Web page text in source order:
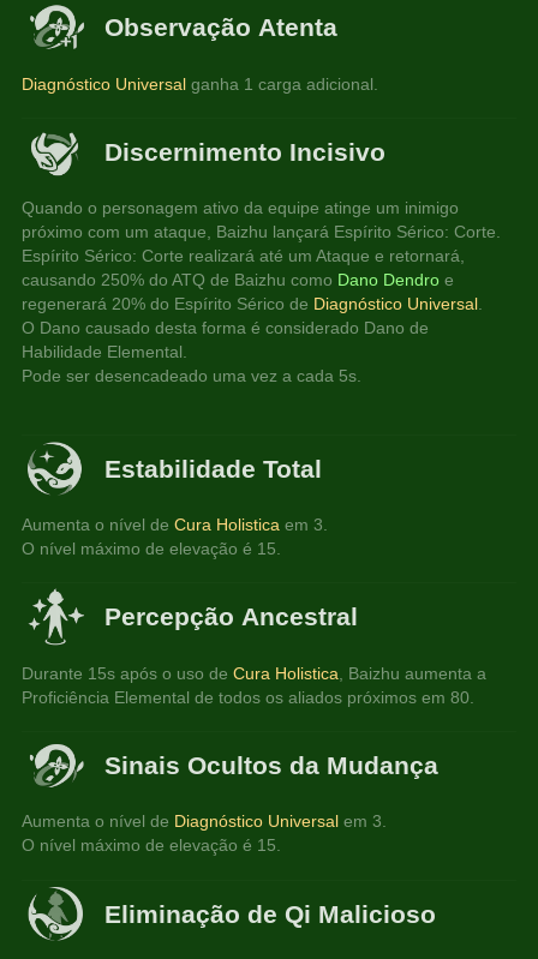
Observação Atenta
Diagnóstico Universal ganha 1 carga adicional.
Discernimento Incisivo
Quando o personagem ativo da equipe atinge um inimigo
próximo com um ataque, Baizhu lançará Espírito Sérico: Corte.
Espírito Sérico: Corte realizará até um Ataque e retornará,
causando 250% do ATQ de Baizhu como Dano Dendro e
regenerará 20% do Espírito Sérico de Diagnóstico Universal.
O Dano causado desta forma é considerado Dano de
Habilidade Elemental.
Pode ser desencadeado uma vez a cada 5s.
Estabilidade Total
Aumenta o nível de Cura Holistica em 3.
O nível máximo de elevação é 15.
Percepção Ancestral
Durante 15s após o uso de Cura Holistica , Baizhu aumenta a
Proficiência Elemental de todos os aliados próximos em 80.
Sinais Ocultos da Mudança
Aumenta o nível de Diagnóstico Universal em 3.
O nível máximo de elevação é 15.
Eliminação de Qi Malicioso